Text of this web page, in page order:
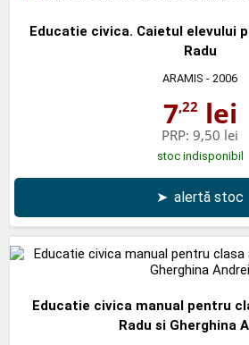
Educatie civica. Caietul elevului
Radu
ARAMIS - 2006
7,22lei
PRP: 9,50 lei
stoc indisponibil
➤ alertă stoc
Educatie civica manual pentru
Radu si Gherghina